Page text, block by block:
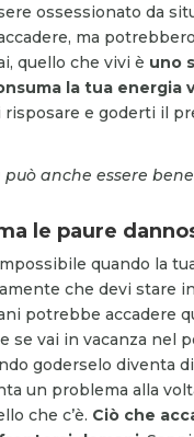
ossessionato da
ma
quello che vivi è uno
la tua energia
risposare e goderti il
anche essere
le paure
quando la
che devi stare
potrebbe accadere
se vai in vacanza nel
goderselo diventa
un problema alla
che c’è. Ciò che